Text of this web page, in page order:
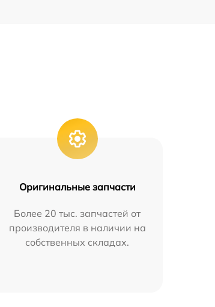
Оригинальные запчасти
Более 20 тыс. запчастей от
производителя в наличии на
собственных складах.